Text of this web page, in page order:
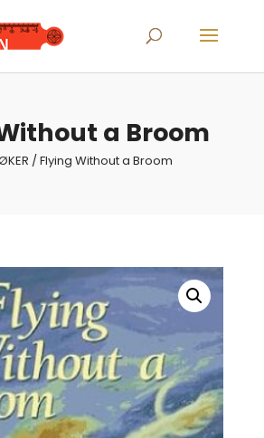
a Broom
/ Flying Without a Broom